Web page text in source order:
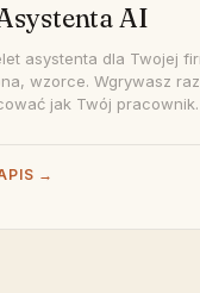
AI
asystenta dla Twojej
wzorce. Wgrywasz
jak Twój pracownik.
→